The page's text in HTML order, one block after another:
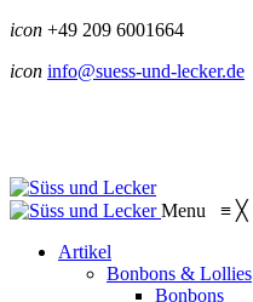
icon +49 209 6001664
icon info@suess-und-lecker.de
Menu ≡ ╳
Artikel
Bonbons & Lollies
Bonbons